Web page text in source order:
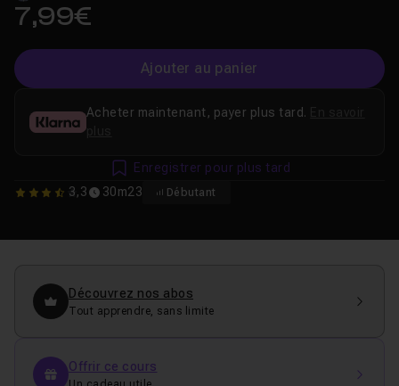
7,99€
Ajouter au panier
3.25 3,3 30m23 Débutant
Acheter maintenant, payer plus tard.
plus
Enregistrer pour plus tard
Découvrez nos abos
Tout apprendre, sans limite
Offrir ce cours